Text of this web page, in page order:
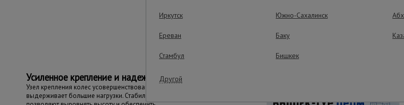
Важные преимущества –
Усиленное крепление и надежность
Узел крепления колес усовершенствован и
выдерживает большие нагрузки. Стабилизаторы колес
Иркутск Южно-Сахалинск
Ереван Баку
Стамбул Бишкек
Другой